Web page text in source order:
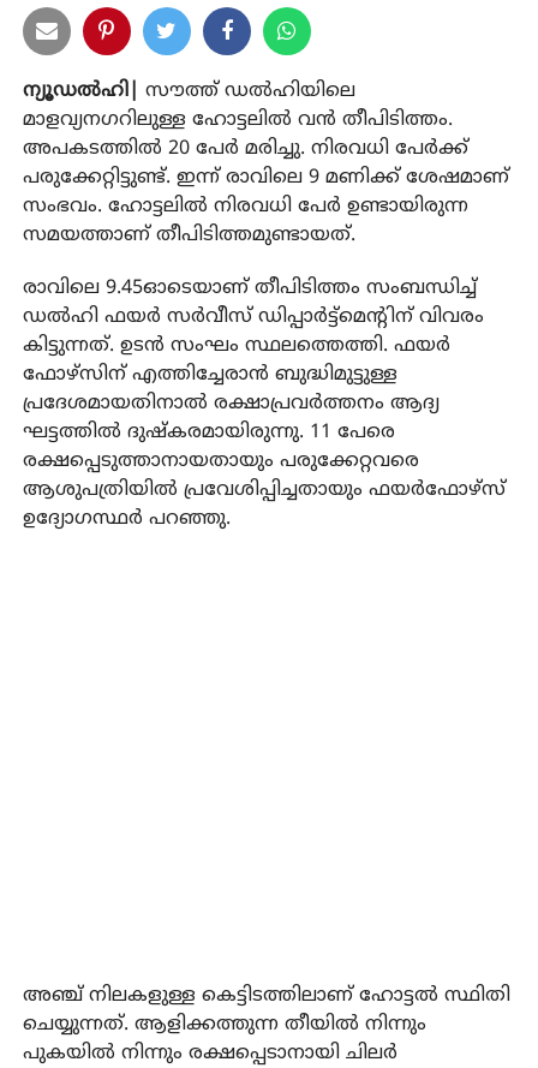
ന്യൂഡല്‍ഹി|
സൗത്ത് ഡല്‍ഹിയിലെ
മാളവ്യനഗറിലുള്ള ഹോട്ടലില്‍ വന്‍ തീപിടിത്തം.
അപകടത്തില്‍ 20 പേര്‍ മരിച്ചു. നിരവധി പേര്‍ക്ക്
പരുക്കേറ്റിട്ടുണ്ട്. ഇന്ന് രാവിലെ 9 മണിക്ക് ശേഷമാണ്
സംഭവം. ഹോട്ടലില്‍ നിരവധി പേര്‍ ഉണ്ടായിരുന്ന
സമയത്താണ് തീപിടിത്തമുണ്ടായത്.
രാവിലെ 9.45ഓടെയാണ് തീപിടിത്തം സംബന്ധിച്ച്
ഡല്‍ഹി ഫയര്‍ സര്‍വീസ് ഡിപ്പാര്‍ട്ട്മെന്റിന് വിവരം
കിട്ടുന്നത്. ഉടന്‍ സംഘം സ്ഥലത്തെത്തി. ഫയര്‍
ഫോഴ്‌സിന് എത്തിച്ചേരാന്‍ ബുദ്ധിമുട്ടുള്ള
പ്രദേശമായതിനാല്‍ രക്ഷാപ്രവര്‍ത്തനം ആദ്യ
ഘട്ടത്തില്‍ ദുഷ്‌കരമായിരുന്നു. 11 പേരെ
രക്ഷപ്പെടുത്താനായതായും പരുക്കേറ്റവരെ
ആശുപത്രിയില്‍ പ്രവേശിപ്പിച്ചതായും ഫയര്‍ഫോഴ്സ്
ഉദ്യോഗസ്ഥര്‍ പറഞ്ഞു.
അഞ്ച് നിലകളുള്ള കെട്ടിടത്തിലാണ് ഹോട്ടല്‍ സ്ഥിതി
ചെയ്യുന്നത്. ആളിക്കത്തുന്ന തീയില്‍ നിന്നും
പുകയില്‍ നിന്നും രക്ഷപ്പെടാനായി ചിലര്‍